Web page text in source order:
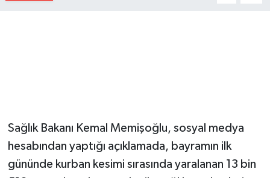
Sağlık Bakanı Kemal Memişoğlu, sosyal medya
hesabından yaptığı açıklamada, bayramın ilk
gününde kurban kesimi sırasında yaralanan 13 bin